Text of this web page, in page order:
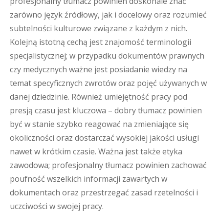
zarówno język źródłowy, jak i docelowy oraz rozumieć
subtelności kulturowe związane z każdym z nich.
Kolejną istotną cechą jest znajomość terminologii
specjalistycznej; w przypadku dokumentów prawnych
czy medycznych ważne jest posiadanie wiedzy na
temat specyficznych zwrotów oraz pojęć używanych w
danej dziedzinie. Również umiejętność pracy pod
presją czasu jest kluczowa – dobry tłumacz powinien
być w stanie szybko reagować na zmieniające się
okoliczności oraz dostarczać wysokiej jakości usługi
nawet w krótkim czasie. Ważna jest także etyka
zawodowa; profesjonalny tłumacz powinien zachować
poufność wszelkich informacji zawartych w
dokumentach oraz przestrzegać zasad rzetelności i
uczciwości w swojej pracy.